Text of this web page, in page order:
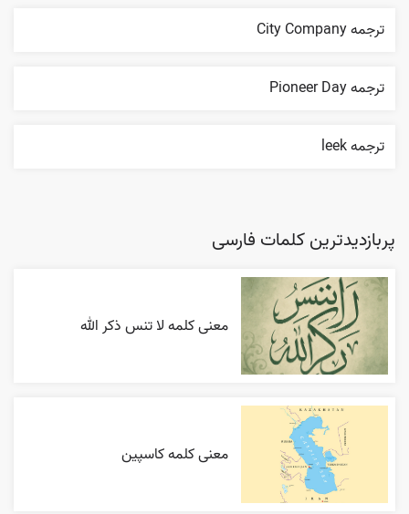
ترجمه City Company
ترجمه Pioneer Day
ترجمه leek
پربازدیدترین کلمات فارسی
معنی کلمه لا تنس ذکر الله
معنی کلمه کاسپین